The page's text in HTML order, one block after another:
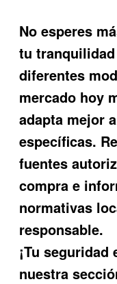
No esperes
tu
diferentes
mercado hoy
adapta mejor
específicas.
fuentes
compra e
normativas
responsable.
¡Tu
nuestra